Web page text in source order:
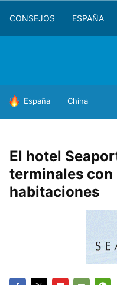
CONSEJOS ESPAÑA
HOY SE HABLA DE
España China
El hotel
terminales
habitaciones